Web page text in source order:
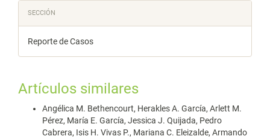
SECCIÓN
Reporte de Casos
Artículos similares
Angélica M. Bethencourt, Herakles A. García, Arlett M.
Pérez, María E. García, Jessica J. Quijada, Pedro
Cabrera, Isis H. Vivas P., Mariana C. Eleizalde, Armando